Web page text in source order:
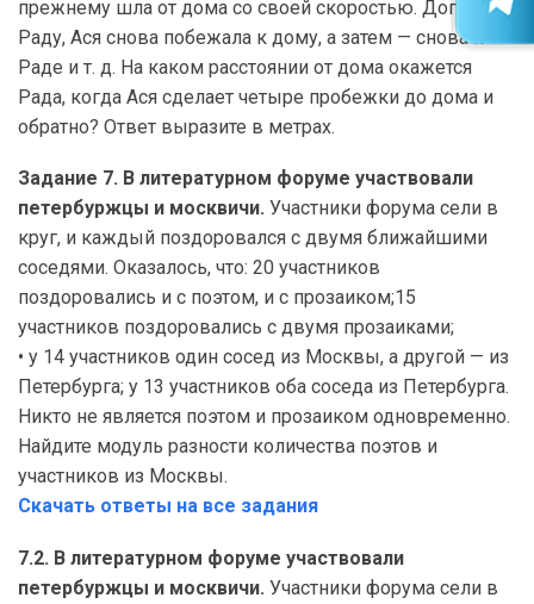
прежнему шла от дома со своей скоростью. Догнав
Раду, Ася снова побежала к дому, а затем — снова к
Раде и т. д. На каком расстоянии от дома окажется
Рада, когда Ася сделает четыре пробежки до дома и
обратно? Ответ выразите в метрах.
Задание 7. В литературном форуме участвовали
петербуржцы и москвичи. Участники форума сели в
круг, и каждый поздоровался с двумя ближайшими
соседями. Оказалось, что: 20 участников
поздоровались и с поэтом, и с прозаиком;15
участников поздоровались с двумя прозаиками;
• у 14 участников один сосед из Москвы, а другой — из
Петербурга; у 13 участников оба соседа из Петербурга.
Никто не является поэтом и прозаиком одновременно.
Найдите модуль разности количества поэтов и
участников из Москвы.
Скачать ответы на все задания
7.2. В литературном форуме участвовали
петербуржцы и москвичи. Участники форума сели в